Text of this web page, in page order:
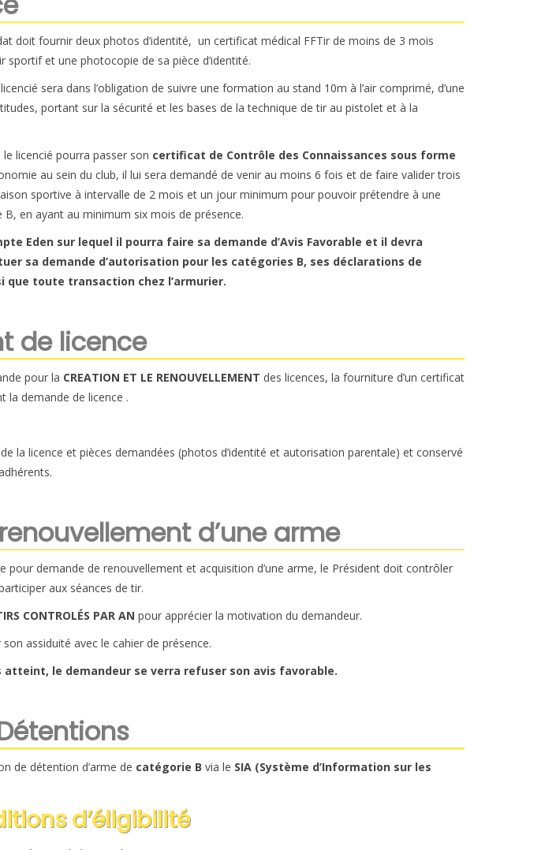
doit fournir deux photos d’identité, un certificat médical FFTir de moins de 3 mois
sportif et une photocopie de sa pièce d’identité.
sera dans l’obligation de suivre une formation au stand 10m à l’air comprimé, d’une
portant sur la sécurité et les bases de la technique de tir au pistolet et à la
licencié pourra passer son certificat de Contrôle des Connaissances sous forme
au sein du club, il lui sera demandé de venir au moins 6 fois et de faire valider trois
sportive à intervalle de 2 mois et un jour minimum pour pouvoir prétendre à une
en ayant au minimum six mois de présence.
Eden sur lequel il pourra faire sa demande d’Avis Favorable et il devra
sa demande d’autorisation pour les catégories B, ses déclarations de
que toute transaction chez l’armurier.
de licence
pour la CREATION ET LE RENOUVELLEMENT des licences, la fourniture d’un certificat
la demande de licence .
la licence et pièces demandées (photos d’identité et autorisation parentale) et conservé
d’une arme
pour demande de renouvellement et acquisition d’une arme, le Président doit contrôler
aux séances de tir.
CONTROLÉS PAR AN pour apprécier la motivation du demandeur.
assiduité avec le cahier de présence.
atteint, le demandeur se verra refuser son avis favorable.
de détention d’arme de catégorie B via le SIA (Système d’Information sur les
d’éligibilité